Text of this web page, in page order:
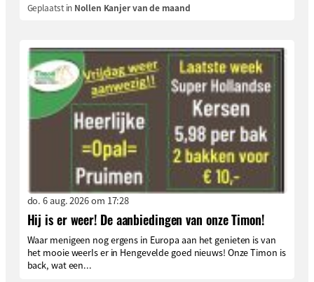
Geplaatst in Nollen Kanjer van de maand
do. 6 aug. 2026 om 17:28
Hij is er weer! De aanbiedingen van onze Timon!
Waar menigeen nog ergens in Europa aan het genieten is van
het mooie weerIs er in Hengevelde goed nieuws! Onze Timon is
back, wat een...